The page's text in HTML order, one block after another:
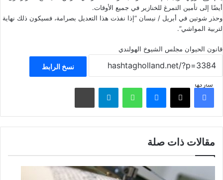
أيضًا إلى تأمين التمرغ للخنازير في جميع الأوقات.
وحذر شوتين في أبريل / نيسان “إذا نفذت هذا التعديل بصرامة، فسيكون ذلك نهاية
لتربية المواشي”.
قانون الحيوان مجلس الشيوخ الهولندي
نسخ الرابط
شاركهافيسبوك ‫X ماسنجر واتساب تيلقرام مشاركة عبر البريد
مقالات ذات صلة